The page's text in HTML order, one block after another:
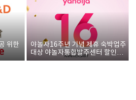
위한
야놀자16주년 기념 제휴 숙박업주
대상 야놀자통합발주센터 할인쿠
폰 증정
1 (19.09.02)